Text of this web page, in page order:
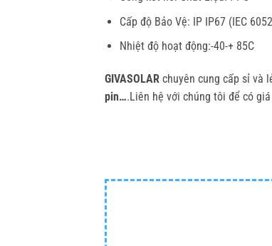
Cấp độ Bảo Vệ: IP IP67 (IEC
Nhiệt độ hoạt động:-40-+ 85C
GIVASOLAR chuyên cung cấp sỉ và
pin….Liên hệ với chúng tôi để có